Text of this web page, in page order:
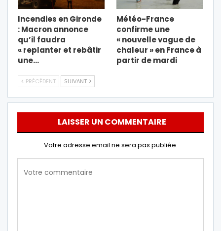
Incendies en Gironde
: Macron annonce
qu’il faudra
« replanter et rebâtir
une…
Météo-France
confirme une
« nouvelle vague de
chaleur » en France à
partir de mardi
PRÉCÉDENT SUIVANT
LAISSER UN COMMENTAIRE
Votre adresse email ne sera pas publiée.